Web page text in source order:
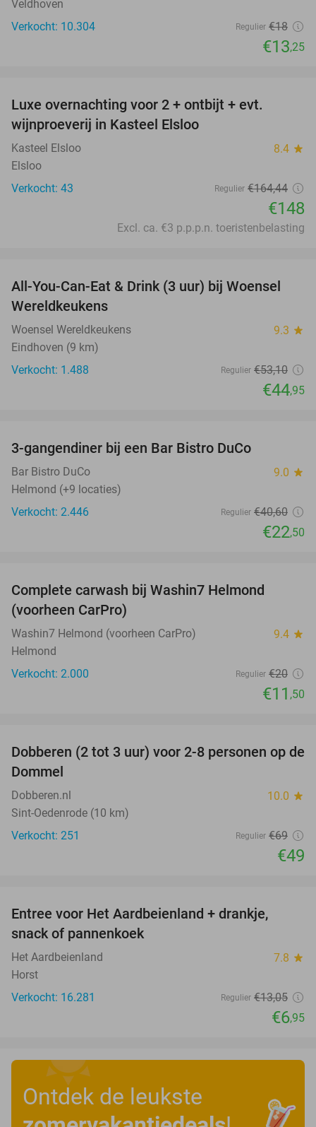
Veldhoven
Verkocht: 10.304
Regulier €18
€13,25
Luxe overnachting voor 2 + ontbijt + evt.
wijnproeverij in Kasteel Elsloo
Kasteel Elsloo 8.4 star
Elsloo
Verkocht: 43
Regulier €164,44
€148
Excl. ca. €3 p.p.p.n. toeristenbelasting
15%
All-You-Can-Eat & Drink (3 uur) bij Woensel
Wereldkeukens
Woensel Wereldkeukens 9.3 star
Eindhoven (9 km)
Verkocht: 1.488
Regulier €53,10
€44,95
3-gangendiner bij een Bar Bistro DuCo
Bar Bistro DuCo 9.0 star
Helmond (+9 locaties)
Verkocht: 2.446
Regulier €40,60
€22,50
Complete carwash bij Washin7 Helmond
(voorheen CarPro)
Washin7 Helmond (voorheen CarPro) 9.4 star
Helmond
Verkocht: 2.000
Regulier €20
€11 ,50
29%
Dobberen (2 tot 3 uur) voor 2-8 personen op de
Dommel
Dobberen.nl 10.0 star
Sint-Oedenrode (10 km)
Verkocht: 251
Regulier €69
€49
Entree voor Het Aardbeienland + drankje,
snack of pannenkoek
Het Aardbeienland 7.8 star
Horst
Verkocht: 16.281
Regulier €13,05
€6,95
Ontdek de leukste